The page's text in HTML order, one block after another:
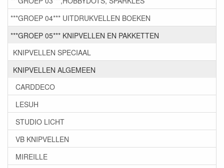
***GROEP 04*** UITDRUKVELLEN BOEKEN
***GROEP 05*** KNIPVELLEN EN PAKKETTEN
KNIPVELLEN SPECIAAL
KNIPVELLEN ALGEMEEN
CARDDECO
LESUH
STUDIO LICHT
VB KNIPVELLEN
MIREILLE